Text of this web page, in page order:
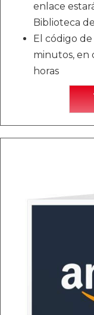
enlace
Biblioteca
El código
minutos, en
horas